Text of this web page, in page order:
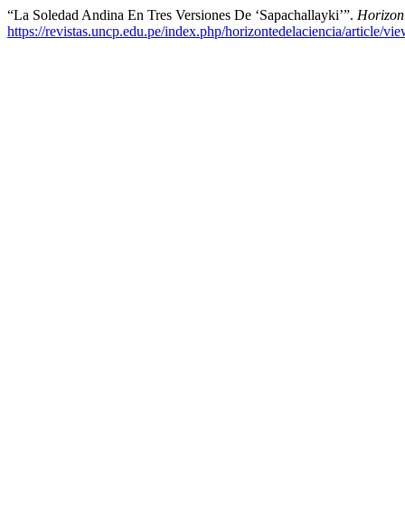
“La Soledad Andina En Tres Versiones De ‘Sapachallayki’”.
https://revistas.uncp.edu.pe/index.php/horizontedelaciencia/article/